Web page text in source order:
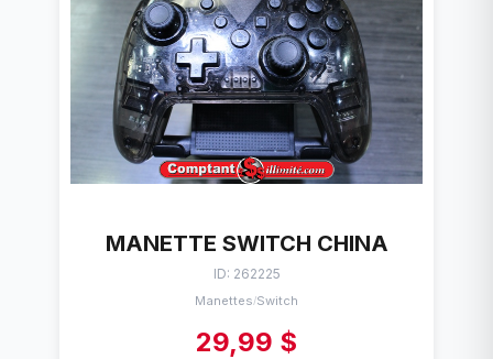
MANETTE SWITCH CHINA
ID: 262225
Manettes/Switch
29,99 $